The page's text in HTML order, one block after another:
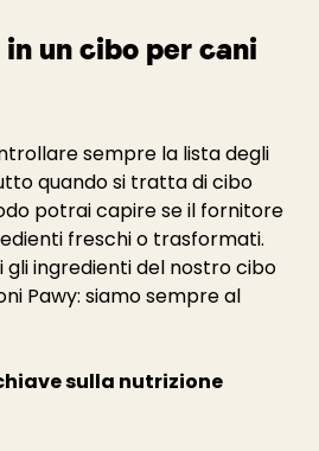
un cibo per cani
sempre la lista degli
quando si tratta di cibo
potrai capire se il fornitore
freschi o trasformati.
ingredienti del nostro cibo
Pawy: siamo sempre al
sulla nutrizione